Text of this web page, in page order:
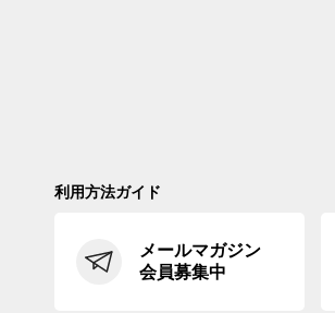
利用方法ガイド
メールマガジン
会員募集中